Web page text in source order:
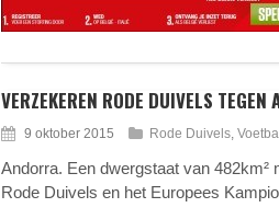
VERZEKEREN RODE DUIVELS
9 oktober 2015 Rode Duivels,
Andorra. Een dwergstaat van
Rode Duivels en het Europees